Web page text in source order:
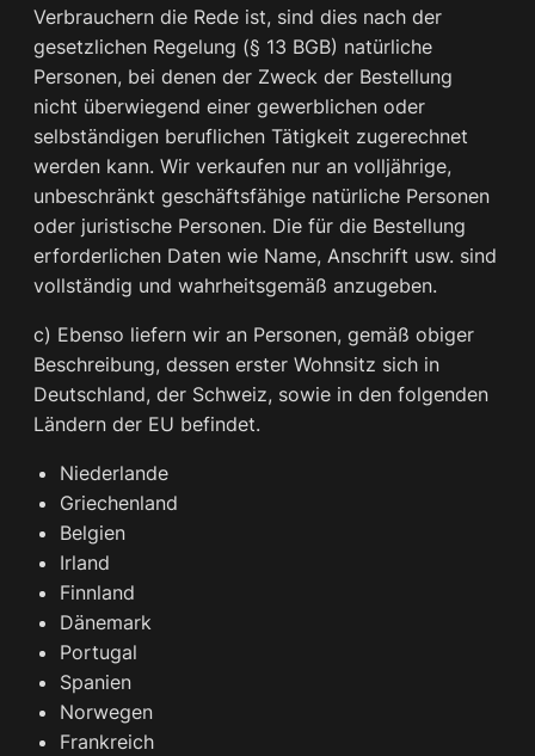
Verbrauchern die Rede ist, sind dies nach der
gesetzlichen Regelung (§ 13 BGB) natürliche
Personen, bei denen der Zweck der Bestellung
nicht überwiegend einer gewerblichen oder
selbständigen beruflichen Tätigkeit zugerechnet
werden kann. Wir verkaufen nur an volljährige,
unbeschränkt geschäftsfähige natürliche Personen
oder juristische Personen. Die für die Bestellung
erforderlichen Daten wie Name, Anschrift usw. sind
vollständig und wahrheitsgemäß anzugeben.
c) Ebenso liefern wir an Personen, gemäß obiger
Beschreibung, dessen erster Wohnsitz sich in
Deutschland, der Schweiz, sowie in den folgenden
Ländern der EU befindet.
Niederlande
Griechenland
Belgien
Irland
Finnland
Dänemark
Portugal
Spanien
Norwegen
Frankreich